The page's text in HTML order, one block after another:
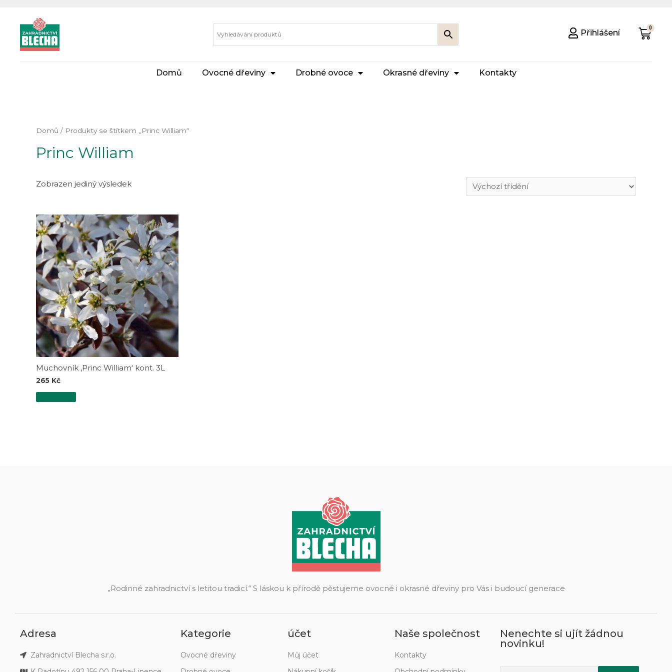
Přihlášení
Domů Ovocné dřeviny Drobné ovoce Okrasné dřeviny Kontakty
Domů / Produkty se štítkem „Princ William“
Princ William
Zobrazen jediný výsledek
Muchovník ‚Princ William‘ kont. 3L
265 Kč
„Rodinné zahradnictví s letitou tradicí.“ S láskou k přírodě pěstujeme ovocné i okrasné dřeviny pro Vás i budoucí generace
Adresa
Zahradnictví Blecha s.r.o.
Kategorie
Ovocné dřeviny
účet
Můj účet
Naše společnost
Kontakty
Nenechte si ujít žádnou
novinku!